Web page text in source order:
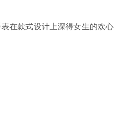
在款式设计上深得女生的欢